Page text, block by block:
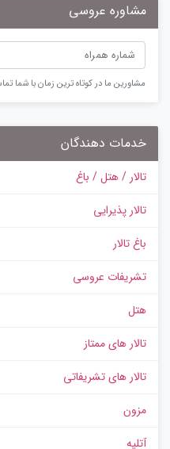
مشاوره عروسی
مشاورین ما در کوتاه ترین زمان با شما
خدمات دهندگان
تالار / هتل / باغ
تالار پذیرایی
باغ تالار
تشریفات عروسی
هتل
تالار های ممتاز
تالار های تشریفاتی
مزون
آتلیه